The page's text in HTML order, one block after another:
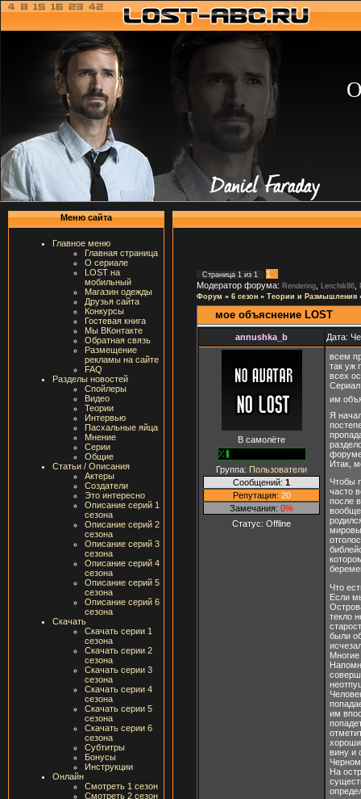
Меню сайта
Главное меню
Главная страница
О сериале
LOST на
мобильный
Магазин одежды
Друзья сайта
Конкурсы
Гостевая книга
Мы ВКонтакте
Обратная связь
Размещение
рекламы на сайте
FAQ
Разделы новостей
Спойлеры
Видео
Теории
Интервью
Пасхальные яйца
Мнение
Серии
Общие
Статьи / Описания
Актеры
Создатели
Это интересно
Описание серий 1
сезона
Описание серий 2
сезона
Описание серий 3
сезона
Описание серий 4
сезона
Описание серий 5
сезона
Описание серий 6
сезона
Скачать
Скачать серии 1
сезона
Скачать серии 2
сезона
Скачать серии 3
сезона
Скачать серии 4
сезона
Скачать серии 5
сезона
Скачать серии 6
сезона
Субтитры
Бонусы
Инструкции
Онлайн
Смотреть 1 сезон
Смотреть 2 сезон
Страница 1 из 1
1
Модератор форума: Rendering Lenchik86
Форум » 6 сезон » Теории и Размышления
мое объяснение LOST
annushka_b Дата:
В самолёте
Группа: Пользователи
Сообщений: 1
Репутация: 20
Замечания: 0%
Статус: Offline
всем
так уж
всех
Сериал
им
Я
Итак,
Чтобы
часто
после
Что
Если
текло
были
им
вину и
На